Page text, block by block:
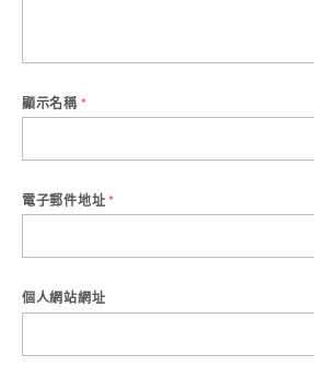
顯示名稱 *
電子郵件地址 *
個人網站網址